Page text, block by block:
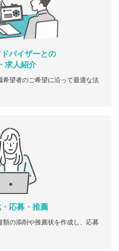
バイザーとの
求人紹介
望者のご希望に沿って最適な法
応募・推薦
の添削や推薦状を作成し、応募